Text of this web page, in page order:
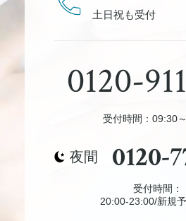
土日祝も受付
0120-
受付時間：09:30
夜間 0120-
受付時間：
20:00-23:00/新規